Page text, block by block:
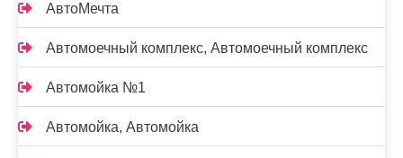
АвтоМечта
Автомоечный комплекс, Автомоечный комплекс
Автомойка №1
Автомойка, Автомойка